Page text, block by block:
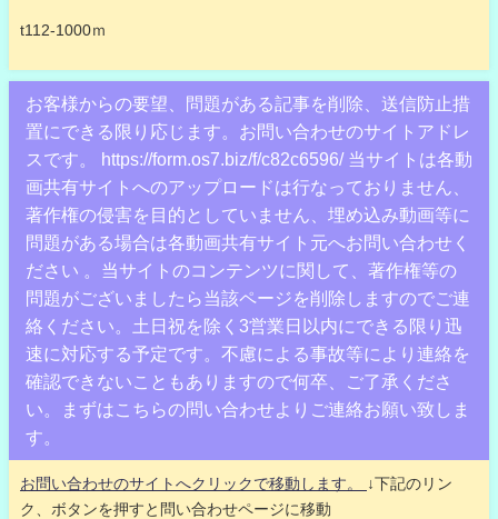
t112-1000ｍ
お客様からの要望、問題がある記事を削除、送信防止措
置にできる限り応じます。お問い合わせのサイトアドレ
スです。 https://form.os7.biz/f/c82c6596/ 当サイトは各動
画共有サイトへのアップロードは行なっておりません、
著作権の侵害を目的としていません、埋め込み動画等に
問題がある場合は各動画共有サイト元へお問い合わせく
ださい 。当サイトのコンテンツに関して、著作権等の
問題がございましたら当該ページを削除しますのでご連
絡ください。土日祝を除く3営業日以内にできる限り迅
速に対応する予定です。不慮による事故等により連絡を
確認できないこともありますので何卒、ご了承くださ
い。まずはこちらの問い合わせよりご連絡お願い致しま
す。
お問い合わせのサイトへクリックで移動します。
↓下記のリン
ク、ボタンを押すと問い合わせページに移動